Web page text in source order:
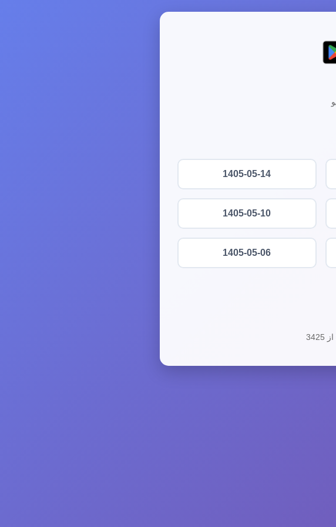
1405-05-14
1405-05-10
1405-05-06